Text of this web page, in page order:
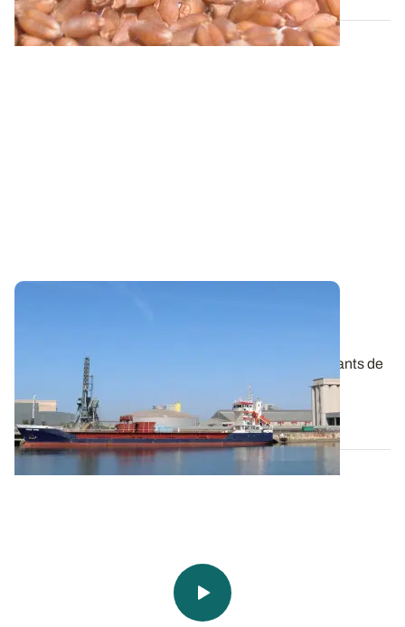
Un silo portuaire coordonne les flux entrants et sortants de
grains ! Gros plan sur son...
12 DÉC. 2024